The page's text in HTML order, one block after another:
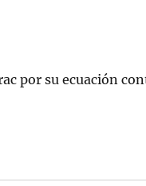
por su ecuación